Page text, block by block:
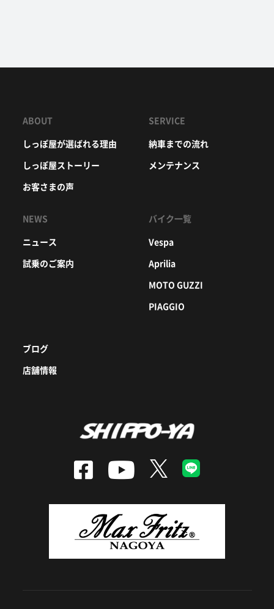
ABOUT
しっぽ屋が選ばれる理由
しっぽ屋ストーリー
お客さまの声
NEWS
ニュース
試乗のご案内
SERVICE
納車までの流れ
メンテナンス
バイク一覧
Vespa
Aprilia
MOTO GUZZI
PIAGGIO
ブログ
店舗情報